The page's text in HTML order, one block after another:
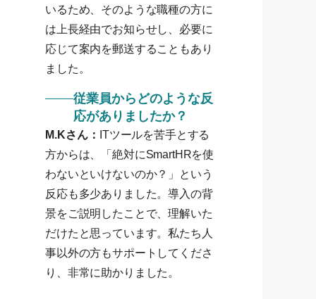
いるため、そのような職種の方に
は上長経由でお知らせし、必要に
応じて案内を郵送することもあり
ました。
従業員からどのような反
応がありましたか？
M.Kさん： ITツールを苦手とする
方からは、「絶対にSmartHRを使
わないといけないのか？」という
反応も多少ありました。導入の背
景をご説明したことで、理解いた
だけたと思っています。私たち人
事以外の方もサポートしてくださ
り、非常に助かりました。